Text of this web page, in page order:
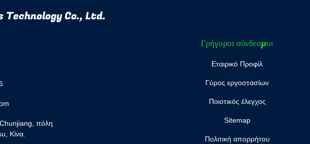
Co., Ltd.
πόλη
Κίνα.
Γρήγοροι σύνδεσμοι
Εταιρικό Προφίλ
Γύρος εργοστασίων
Ποιοτικός έλεγχος
Sitemap
Πολιτική απορρήτου